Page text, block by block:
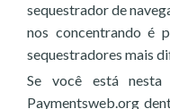
sequestrador de
nos concentrando é
sequestradores mais
Se você está
Paymentsweb.org